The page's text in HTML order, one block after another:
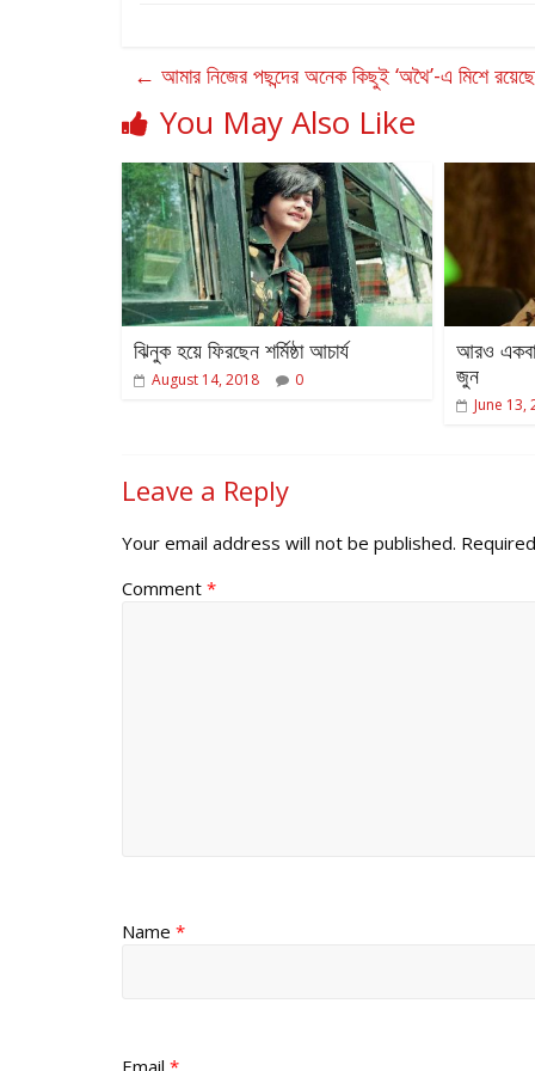
← আমার নিজের পছন্দের অনেক কিছুই ‘অথৈ’-এ মিশে
You May Also Like
ঝিনুক হয়ে ফিরছেন শর্মিষ্ঠা আচার্য
August 14, 2018 0
আরও
জুন
June 13,
Leave a Reply
Your email address will not be published.
Comment *
Name *
Email *